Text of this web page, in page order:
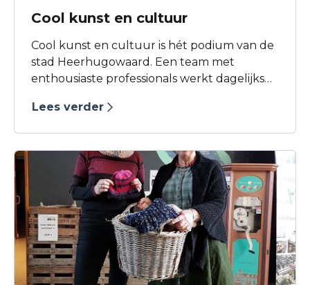
Cool kunst en cultuur
Cool kunst en cultuur is hét podium van de
stad Heerhugowaard. Een team met
enthousiaste professionals werkt dagelijks
theatervoorstellingen, inspirerende lessen
bestaan heeft Cool zich ontwikkeld tot een
culturele hotspot met een nog altijd
groeiend aantal bezoekers.
Lees verder